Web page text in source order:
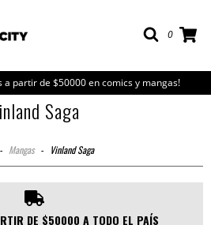
0
a partir de $50000 en comics y mangas!
Saga
- Mangas - Vinland Saga
DE $50000 A TODO EL PAÍS